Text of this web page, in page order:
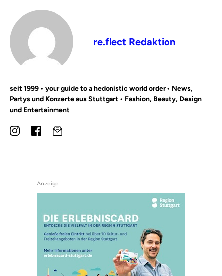
re.flect Redaktion
seit 1999 • your guide to a hedonistic world order • News,
Partys und Konzerte aus Stuttgart • Fashion, Beauty, Design
und Entertainment
Anzeige